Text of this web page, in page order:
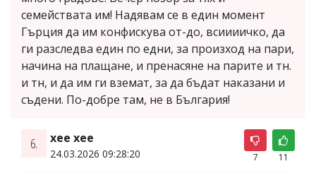
семействата им! Надявам се в един момент
Гърция да им конфискува от-до, всиииичко, да
ги разследва един по едни, за произход на пари,
начина на плащане, и пренасяне на парите и тн.
и тн, и да им ги вземат, за да бъдат наказани и
съдени. По-добре там, не в България!
6. хее хее
24.03.2026 09:28:20 7 11